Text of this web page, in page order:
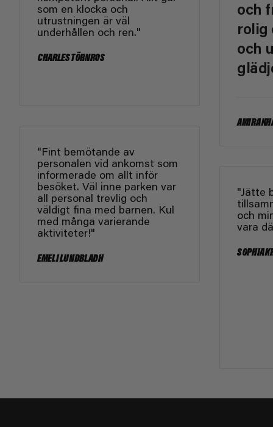
som en klocka och
utrustningen är väl
underhållen och ren."
CHARLES TÖRNROS
"Fint bemötande av
personalen vid ankomst som
informerade om allt inför
besöket. Väl inne parken var
all personal trevlig och
väldigt fina med barnen. Kul
med många varierande
aktiviteter!"
EMELI LUNDBLADH
och
rolig
och
AMIRA
"Jätte
och
vara
SOPHIA